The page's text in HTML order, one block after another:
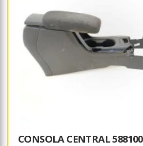
CONSOLA CENTRAL